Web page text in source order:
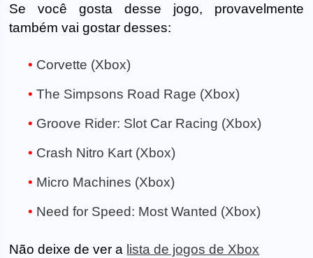
Se você gosta desse jogo, provavelmente
também vai gostar desses:
Corvette (Xbox)
The Simpsons Road Rage (Xbox)
Groove Rider: Slot Car Racing (Xbox)
Crash Nitro Kart (Xbox)
Micro Machines (Xbox)
Need for Speed: Most Wanted (Xbox)
Não deixe de ver a lista de jogos de Xbox